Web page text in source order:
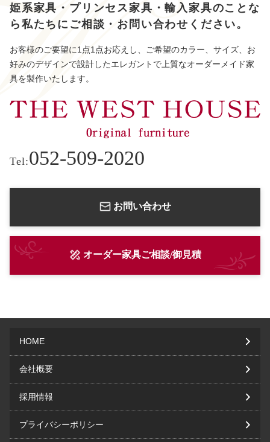
姫系家具・プリンセス家具・輸入家具のことな
ら 私たちにご相談・お問い合わせください。
お客様のご要望に1点1点お応えし、ご希望のカラー、サイズ、お
好みのデザインで設計したエレガントで上質なオーダーメイド家
具を製作いたします。
Tel:052-509-2020
お問い合わせ
オーダー家具ご相談/御見積
HOME
会社概要
採用情報
プライバシーポリシー